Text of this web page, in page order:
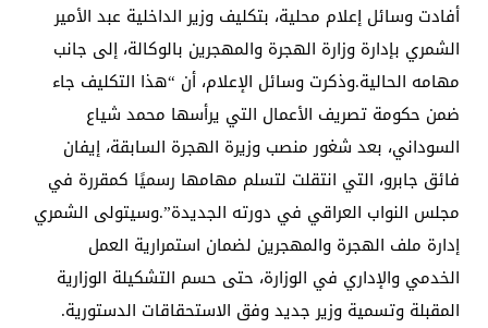
أفادت وسائل إعلام محلية، بتكليف وزير الداخلية عبد الأمير
الشمري بإدارة وزارة الهجرة والمهجرين بالوكالة، إلى جانب
مهامه الحالية.وذكرت وسائل الإعلام، أن “هذا التكليف جاء
ضمن حكومة تصريف الأعمال التي يرأسها محمد شياع
السوداني، بعد شغور منصب وزيرة الهجرة السابقة، إيفان
فائق جابرو، التي انتقلت لتسلم مهامها رسميًا كمقررة في
مجلس النواب العراقي في دورته الجديدة”.وسيتولى الشمري
إدارة ملف الهجرة والمهجرين لضمان استمرارية العمل
الخدمي والإداري في الوزارة، حتى حسم التشكيلة الوزارية
المقبلة وتسمية وزير جديد وفق الاستحقاقات الدستورية.